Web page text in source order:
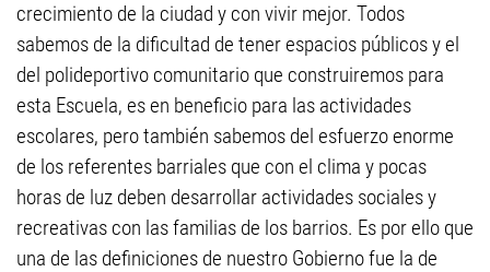
crecimiento de la ciudad y con vivir mejor. Todos
sabemos de la dificultad de tener espacios públicos y el
del polideportivo comunitario que construiremos para
esta Escuela, es en beneficio para las actividades
escolares, pero también sabemos del esfuerzo enorme
de los referentes barriales que con el clima y pocas
horas de luz deben desarrollar actividades sociales y
recreativas con las familias de los barrios. Es por ello que
una de las definiciones de nuestro Gobierno fue la de